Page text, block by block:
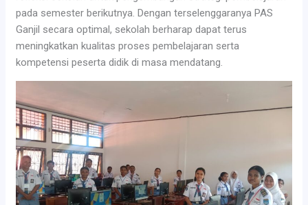
pada semester berikutnya. Dengan terselenggaranya PAS
Ganjil secara optimal, sekolah berharap dapat terus
meningkatkan kualitas proses pembelajaran serta
kompetensi peserta didik di masa mendatang.